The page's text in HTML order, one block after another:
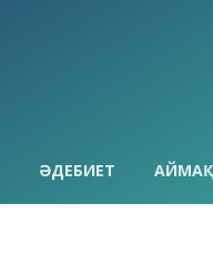
ӘДЕБИЕТ АЙМАҚ